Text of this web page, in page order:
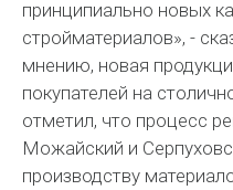
принципиально новых
стройматериалов», -
мнению, новая
покупателей на
отметил, что процесс
Можайский и
производству